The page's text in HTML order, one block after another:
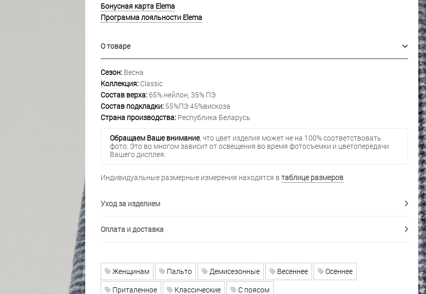
Бонусная карта Elema
Программа лояльности Elema
О товаре
Сезон:Весна
Коллекция:Classic
Состав верха:65% нейлон, 35% ПЭ
Состав подкладки:55%ПЭ 45%вискоза
Страна производства:Республика Беларусь
Обращаем Ваше внимание, что цвет изделия может не на 100% соответствовать
фото. Это во многом зависит от освещения во время фотосъемки и цветопередачи
Вашего дисплея.
Индивидуальные размерные измерения находятся в таблице размеров
Уход за изделием
Оплата и доставка
Женщинам Пальто Демисезонные Весеннее
Осеннее
Приталенное
Классические С поясом